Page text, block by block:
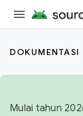
DOKUMENTASI
Mulai tahun